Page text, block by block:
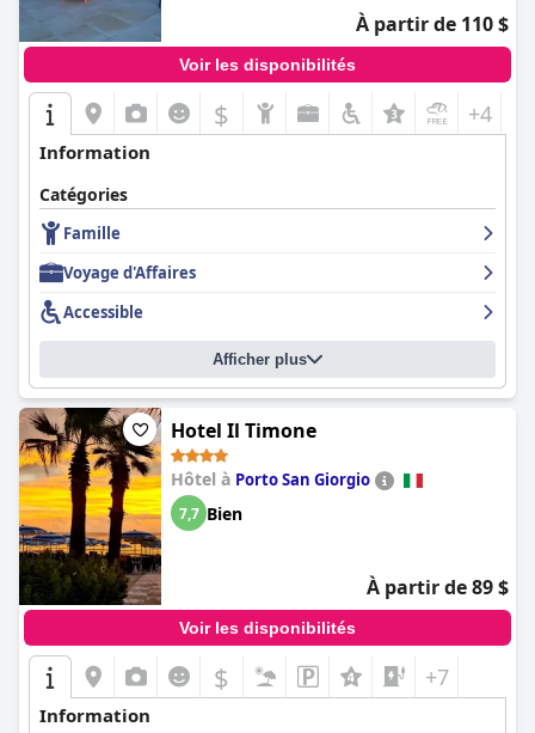
À partir de 110 $
Voir les disponibilités
$ +4
Information
Catégories
Famille
Voyage d'Affaires
Accessible
Afficher plus
Hotel Il Timone
Hôtel à Porto San Giorgio
7,7 Bien
À partir de 89 $
Voir les disponibilités
$ +7
Information